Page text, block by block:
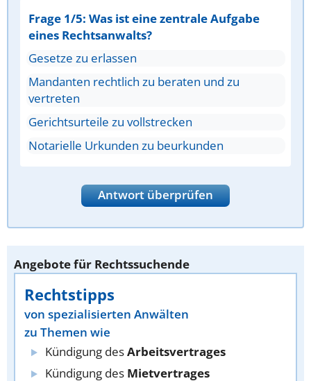
Frage 1/5: Was ist eine zentrale Aufgabe
eines Rechtsanwalts?
Gesetze zu erlassen
Mandanten rechtlich zu beraten und zu
vertreten
Gerichtsurteile zu vollstrecken
Notarielle Urkunden zu beurkunden
Antwort überprüfen
Angebote für Rechtssuchende
Rechtstipps
von spezialisierten Anwälten
zu Themen wie
Kündigung desArbeitsvertrages
Kündigung des Mietvertrages